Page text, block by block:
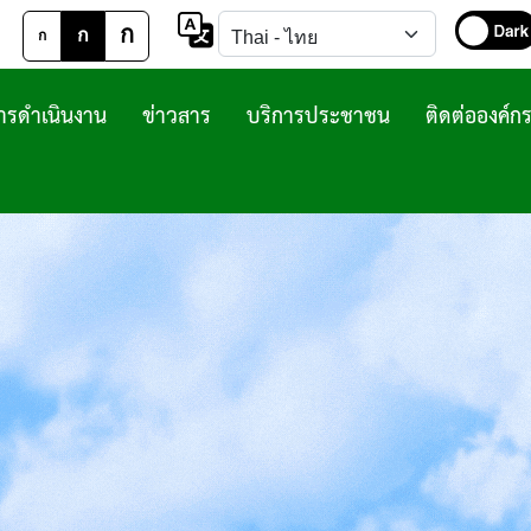
ก ก ก
ติดต่อองค์กร
บริการประชาชน
ข่าวสาร
ดำเนินงาน